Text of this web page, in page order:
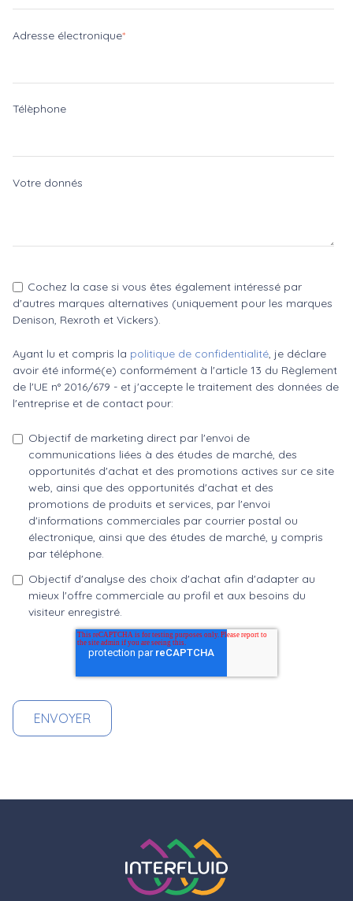
Adresse électronique*
Télèphone
Votre donnés
Cochez la case si vous êtes également intéressé par
d'autres marques alternatives (uniquement pour les marques
Denison, Rexroth et Vickers).
Ayant lu et compris la politique de confidentialité, je déclare
avoir été informé(e) conformément à l'article 13 du Règlement
de l'UE n° 2016/679 - et j'accepte le traitement des données de
l'entreprise et de contact pour:
Objectif de marketing direct par l'envoi de
communications liées à des études de marché, des
opportunités d'achat et des promotions actives sur ce site
web, ainsi que des opportunités d'achat et des
promotions de produits et services, par l'envoi
d'informations commerciales par courrier postal ou
électronique, ainsi que des études de marché, y compris
par téléphone.
Objectif d'analyse des choix d'achat afin d'adapter au
mieux l'offre commerciale au profil et aux besoins du
visiteur enregistré.